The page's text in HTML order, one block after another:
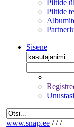
Piltide
Piltide
Sisene
www.snap.ee / / /